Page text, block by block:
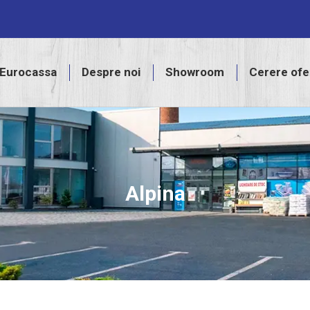
Eurocassa Despre noi Showroom Cerere
Alpina
Despre noi Showroom Cerere ofertă